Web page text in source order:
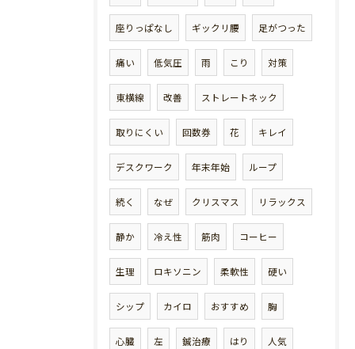
座りっぱなし ギックリ腰 足がつった
痛い 低気圧 雨 こり 対策
東横線 改善 ストレートネック
取りにくい 回数券 花 キレイ
デスクワーク 年末年始 ループ
続く なぜ クリスマス リラックス
静か 冷え性 筋肉 コーヒー
生理 ロキソニン 柔軟性 硬い
シップ カイロ おすすめ 胸
心臓 左 鍼治療 はり 人気